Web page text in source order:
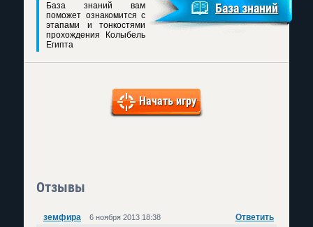
База знаний вам
поможет ознакомится с
этапами и тонкостями
прохождения Колыбель
Египта
База знаний
Начать игру
Отзывы
земфира Ответить
6 ноября 2013 18:38